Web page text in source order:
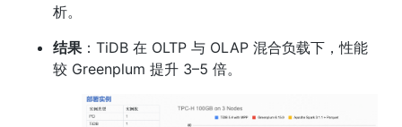
析。
结果 ：TiDB 在 OLTP 与 OLAP 混合负载下，性能
较 Greenplum 提升 3–5 倍。